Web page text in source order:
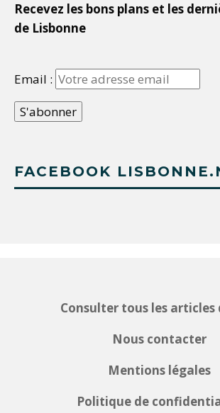
Recevez les bons plans et les
de Lisbonne
Email :
FACEBOOK
Consulter tous les articles
Nous contacter
Mentions légales
Politique de